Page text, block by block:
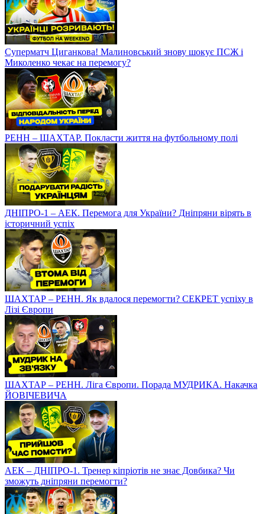
Суперматч Циганкова! Малиновський знову шокує ПСЖ і
Миколенко чекає на перемогу?
РЕНН – ШАХТАР. Покласти життя на футбольному полі
ДНІПРО-1 – АЕК. Перемога для України? Дніпряни вірять в
історичний успіх
ШАХТАР – РЕНН. Як вдалося перемогти? СЕКРЕТ успіху в
Лізі Європи
ШАХТАР – РЕНН. Ліга Європи. Порада МУДРИКА. Накачка
ЙОВІЧЕВИЧА
АЕК – ДНІПРО-1. Тренер кіпріотів не знає Довбика? Чи
зможуть дніпряни перемогти?